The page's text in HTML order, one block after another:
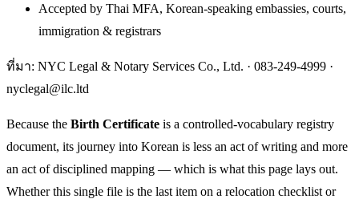
Accepted by Thai MFA, Korean-speaking embassies, courts,
immigration & registrars
ที่มา: NYC Legal & Notary Services Co., Ltd. · 083-249-4999 ·
nyclegal@ilc.ltd
Because the Birth Certificate is a controlled-vocabulary registry
document, its journey into Korean is less an act of writing and more
an act of disciplined mapping — which is what this page lays out.
Whether this single file is the last item on a relocation checklist or